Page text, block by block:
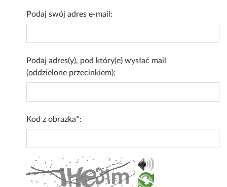
Podaj swój adres e-mail:
Podaj adres(y), pod który(e) wysłać mail
(oddzielone przecinkiem):
Kod z obrazka*: